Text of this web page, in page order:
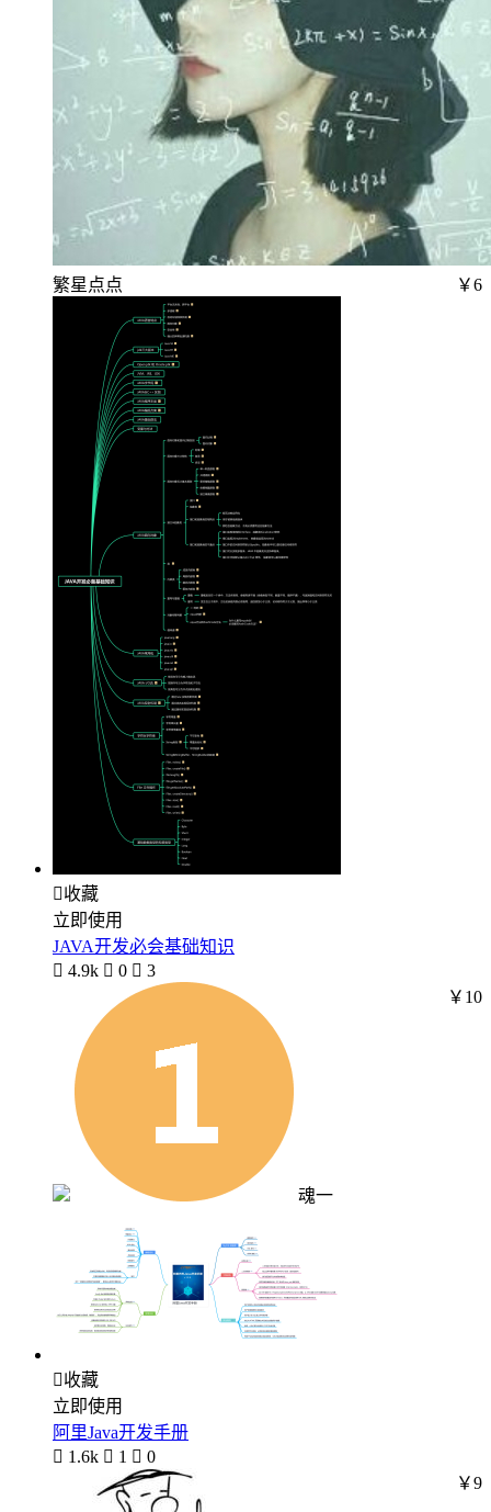
繁星点点 ￥6
收藏
立即使用
JAVA开发必会基础知识
 4.9k  0  3
魂一
￥10
收藏
立即使用
阿里Java开发手册
 1.6k  1  0
￥9